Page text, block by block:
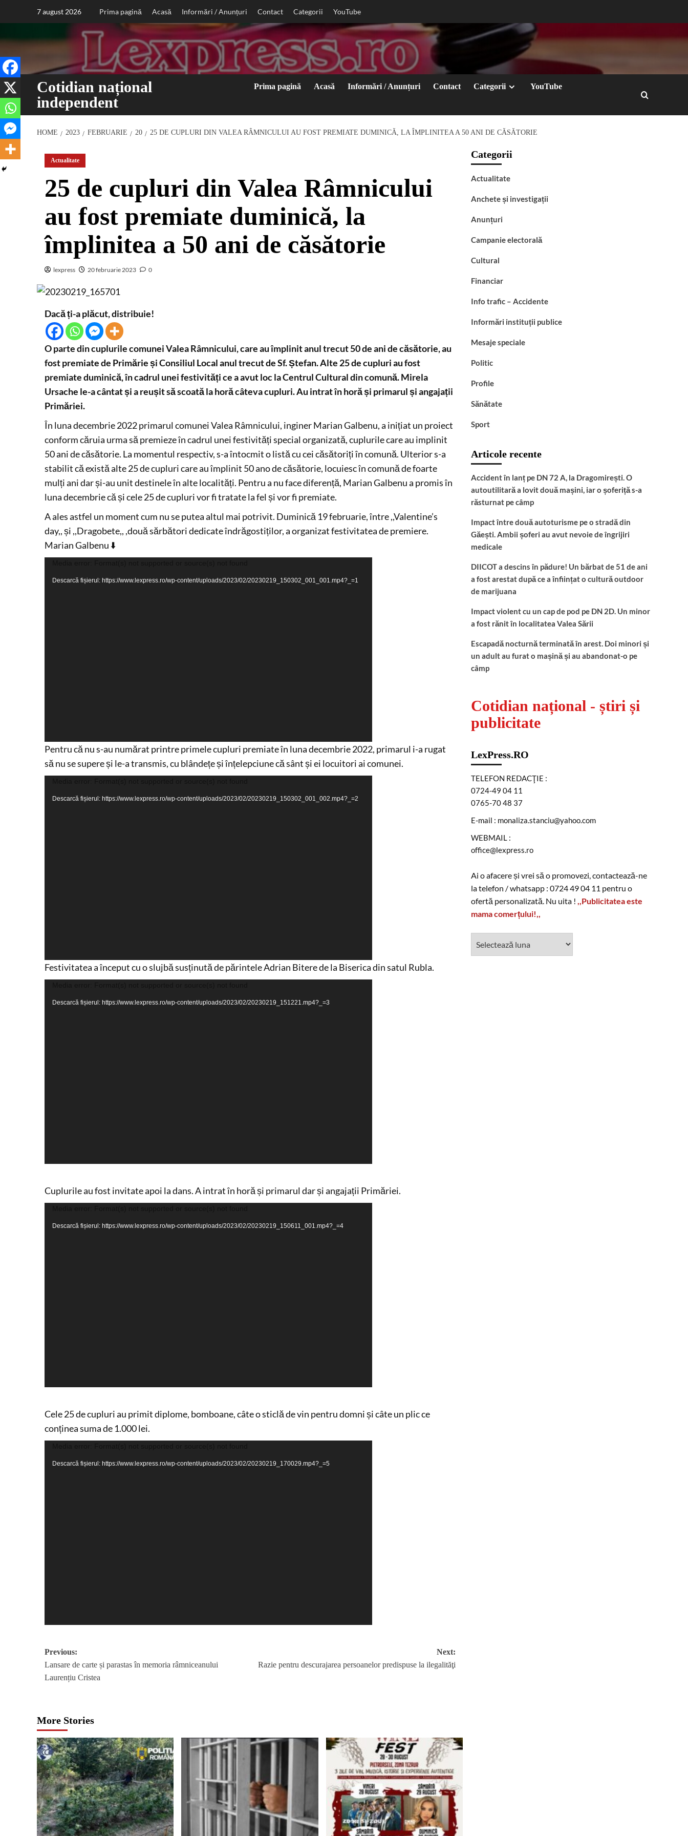
7 august 2026 Prima pagină Acasă Informări / Anunțuri Contact Categorii YouTube
Cotidian național
independent
Prima pagină Acasă Informări / Anunțuri Contact Categorii YouTube
HOME 2023 FEBRUARIE 20 25 DE CUPLURI DIN VALEA RÂMNICULUI AU FOST PREMIATE DUMINICĂ, LA ÎMPLINITEA A 50 ANI DE CĂSĂTORIE
Actualitate
25 de cupluri din Valea Râmnicului
au fost premiate duminică, la
împlinitea a 50 ani de căsătorie
lexpress 20 februarie 2023 0
Dacă ți-a plăcut, distribuie!
O parte din cuplurile comunei Valea Râmnicului, care au împlinit anul trecut 50 de ani de căsătorie, au
fost premiate de Primărie și Consiliul Local anul trecut de Sf. Ștefan. Alte 25 de cupluri au fost
premiate duminică, în cadrul unei festivități ce a avut loc la Centrul Cultural din comună. Mirela
Ursache le-a cântat și a reușit să scoată la horă câteva cupluri. Au intrat în horă și primarul și angajații
Primăriei.
În luna decembrie 2022 primarul comunei Valea Râmnicului, inginer Marian Galbenu, a inițiat un proiect
conform căruia urma să premieze în cadrul unei festivități special organizată, cuplurile care au implinit
50 ani de căsătorie. La momentul respectiv, s-a întocmit o listă cu cei căsătoriți în comună. Ulterior s-a
stabilit că există alte 25 de cupluri care au împlinit 50 ano de căsătorie, locuiesc în comună de foarte
mulți ani dar și-au unit destinele în alte localități. Pentru a nu face diferență, Marian Galbenu a promis în
luna decembrie că și cele 25 de cupluri vor fi tratate la fel și vor fi premiate.
A ales astfel un moment cum nu se putea altul mai potrivit. Duminică 19 februarie, între ,,Valentine’s
day,, și ,,Dragobete,, ,două sărbători dedicate îndrăgostiților, a organizat festivitatea de premiere.
Marian Galbenu ⬇️
video
Descarcă fișierul: https://www.lexpress.ro/wp-content/uploads/2023/02/20230219_150302_001_001.mp4?_=1
Pentru că nu s-au numărat printre primele cupluri premiate în luna decembrie 2022, primarul i-a rugat
să nu se supere și le-a transmis, cu blândețe și înțelepciune că sânt și ei locuitori ai comunei.
video
Descarcă fișierul: https://www.lexpress.ro/wp-content/uploads/2023/02/20230219_150302_001_002.mp4?_=2
Festivitatea a început cu o slujbă susținută de părintele Adrian Bitere de la Biserica din satul Rubla.
video
Descarcă fișierul: https://www.lexpress.ro/wp-content/uploads/2023/02/20230219_151221.mp4?_=3
Cuplurile au fost invitate apoi la dans. A intrat în horă și primarul dar și angajații Primăriei.
video
Descarcă fișierul: https://www.lexpress.ro/wp-content/uploads/2023/02/20230219_150611_001.mp4?_=4
Cele 25 de cupluri au primit diplome, bomboane, câte o sticlă de vin pentru domni și câte un plic ce
conținea suma de 1.000 lei.
video
Descarcă fișierul: https://www.lexpress.ro/wp-content/uploads/2023/02/20230219_170029.mp4?_=5
Post
navigation
Previous:
Lansare de carte și parastas în memoria râmniceanului
Laurențiu Cristea
Next:
Razie pentru descurajarea persoanelor predispuse la ilegalităţi
More Stories
Categorii
Actualitate
Anchete și investigații
Anunțuri
Campanie electorală
Cultural
Financiar
Info trafic – Accidente
Informări instituții publice
Mesaje speciale
Politic
Profile
Sănătate
Sport
Articole recente
Accident în lanț pe DN 72 A, la Dragomirești. O
autoutilitară a lovit două mașini, iar o șoferiță s-a
răsturnat pe câmp
Impact între două autoturisme pe o stradă din
Găești. Ambii șoferi au avut nevoie de îngrijiri
medicale
DIICOT a descins în pădure! Un bărbat de 51 de ani
a fost arestat după ce a înființat o cultură outdoor
de marijuana
Impact violent cu un cap de pod pe DN 2D. Un minor
a fost rănit în localitatea Valea Sării
Escapadă nocturnă terminată în arest. Doi minori și
un adult au furat o mașină și au abandonat-o pe
câmp
Cotidian național - știri și
publicitate
LexPress.RO
TELEFON REDACŢIE :
0724-49 04 11
0765-70 48 37
E-mail : monaliza.stanciu@yahoo.com
WEBMAIL :
office@lexpress.ro
Ai o afacere și vrei să o promovezi, contactează-ne
la telefon / whatsapp : 0724 49 04 11 pentru o
ofertă personalizată. Nu uita ! ,,Publicitatea este
mama comerțului!,,